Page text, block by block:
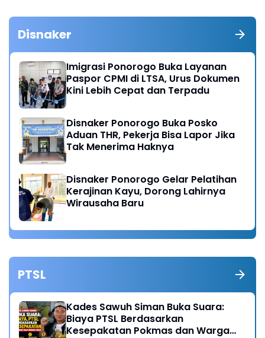
Disnaker
Imigrasi Ponorogo Buka Layanan
Paspor CPMI di LTSA, Urus Dokumen
Kini Lebih Cepat dan Terpadu
Disnaker Ponorogo Buka Posko
Aduan THR, Pekerja Bisa Lapor Jika
Tak Menerima Haknya
Disnaker Ponorogo Gelar Pelatihan
Kerajinan Kayu, Dorong Lahirnya
Wirausaha Baru
PTSL
Kades Sawuh Siman Buka Suara:
Biaya PTSL Berdasarkan
Kesepakatan Pokmas dan Warga